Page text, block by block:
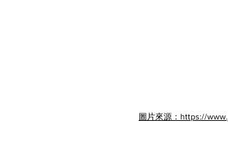
圖片來源：https://